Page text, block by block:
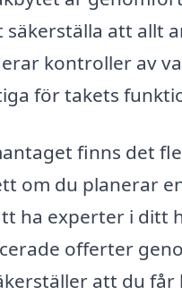
att allt
kontroller av
för takets
finns det
om du planerar
ha experter i ditt
offerter
att du